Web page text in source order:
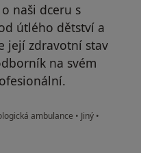
naši dceru s
útlého dětství a
její zdravotní stav
na svém
ambulance • Jiný •